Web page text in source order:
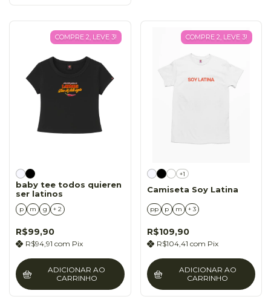
COMPRE 2, LEVE 3!
baby tee todos quieren
ser latinos
p m g + 2
R$99,90
R$94,91 com Pix
ADICIONAR AO
CARRINHO
COMPRE 2, LEVE 3!
+1
Camiseta Soy Latina
pp p m + 3
R$109,90
R$104,41 com Pix
ADICIONAR AO
CARRINHO